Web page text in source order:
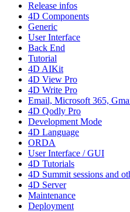
Release infos
4D Components
Generic
User Interface
Back End
Tutorial
4D AIKit
4D View Pro
4D Write Pro
Email, Microsoft 365,
4D Qodly Pro
Development Mode
4D Language
ORDA
User Interface / GUI
4D Tutorials
4D Summit sessions and
4D Server
Maintenance
Deployment